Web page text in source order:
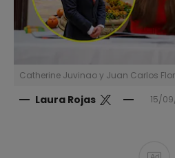
Catherine Juvinao y Juan Carlos
Laura Rojas 15/